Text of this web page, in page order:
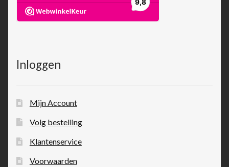
Inloggen
Mijn Account
Volg bestelling
Klantenservice
Voorwaarden